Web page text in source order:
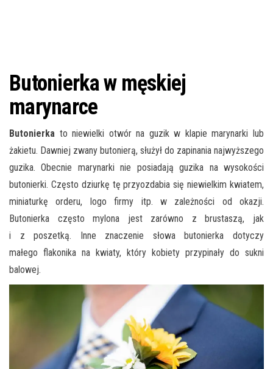
Butonierka w męskiej
marynarce
Butonierka to niewielki otwór na guzik w klapie marynarki lub
żakietu. Dawniej zwany butonierą, służył do zapinania najwyższego
guzika. Obecnie marynarki nie posiadają guzika na wysokości
butonierki. Często dziurkę tę przyozdabia się niewielkim kwiatem,
miniaturkę orderu, logo firmy itp. w zależności od okazji.
Butonierka często mylona jest zarówno z brustaszą, jak
i z poszetką. Inne znaczenie słowa butonierka dotyczy
małego flakonika na kwiaty, który kobiety przypinały do sukni
balowej.